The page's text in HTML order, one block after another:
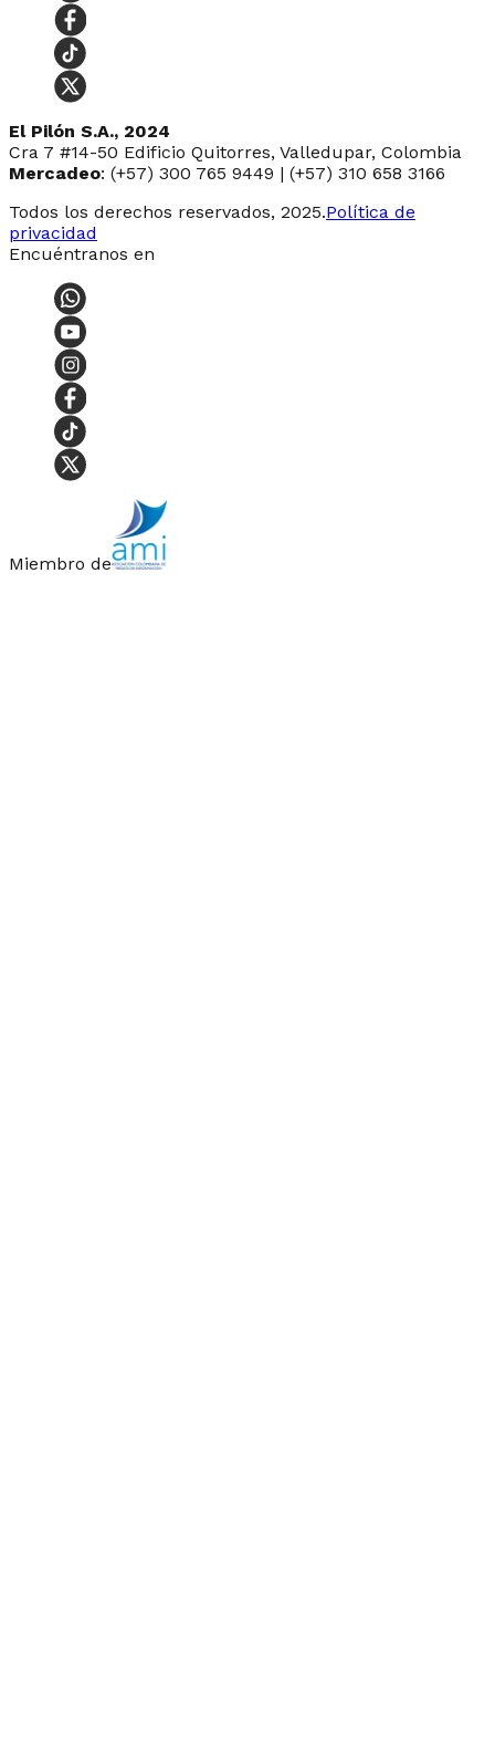
El Pilón S.A., 2024
Cra 7 #14-50 Edificio Quitorres, Valledupar, Colombia
Mercadeo: (+57) 300 765 9449 | (+57) 310 658 3166
Todos los derechos reservados, 2025.Política de
privacidad
Encuéntranos en
Miembro de